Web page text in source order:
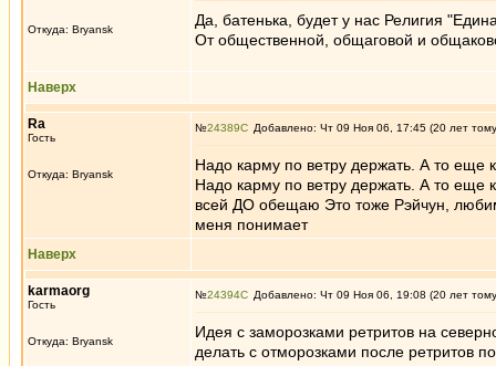
Откуда: Bryansk
Да, батенька, будет у нас Религия
От общественной, общаговой и
Наверх
Ra
Гость
Откуда: Bryansk
№24389 Добавлено: Чт 09 Ноя 06, 17:45 (20 лет
Надо карму по ветру держать. А то еще
Надо карму по ветру держать. А то еще
всей ДО обещаю Это тоже Рэйчун,
меня понимает
Наверх
karmaorg
Гость
Откуда: Bryansk
№24394 Добавлено: Чт 09 Ноя 06, 19:08 (20 лет
Идея с заморозками ретритов на
делать с отморозками после ретритов